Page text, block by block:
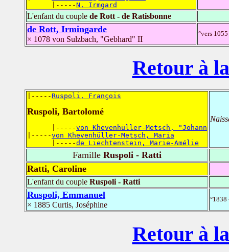
      |-----
N, Irmgard
L'enfant du couple de Rott - de Ratisbonne
de Rott, Irmingarde
× 1078 von Sulzbach, "Gebhard" II
°vers
Retour à
|-----Ruspoli, François
Ruspoli, Bartolomé
      |-----
von Khevenhüller-Metsch, "Johann
|-----von Khevenhüller-Metsch, Maria
      |-----
de Liechtenstein, Marie-Amélie
Famille Ruspoli - Ratti
Ratti, Caroline
L'enfant du couple Ruspoli - Ratti
Ruspoli, Emmanuel
× 1885 Curtis, Joséphine
°1838
Retour à